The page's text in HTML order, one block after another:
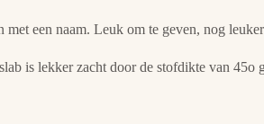
een naam. Leuk om te geven, nog
is lekker zacht door de stofdikte van